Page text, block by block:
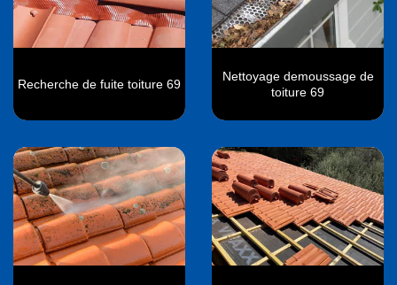
Recherche de fuite toiture 69
Nettoyage demoussage de
toiture 69